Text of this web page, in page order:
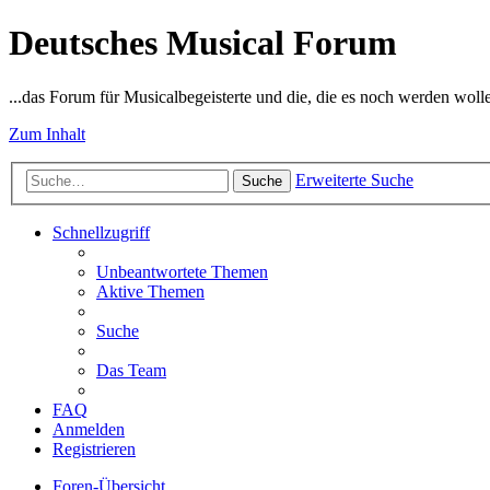
Deutsches Musical Forum
...das Forum für Musicalbegeisterte und die, die es noch werden
Zum Inhalt
Suche Erweiterte Suche
Schnellzugriff
Unbeantwortete Themen
Aktive Themen
Suche
Das Team
FAQ
Anmelden
Registrieren